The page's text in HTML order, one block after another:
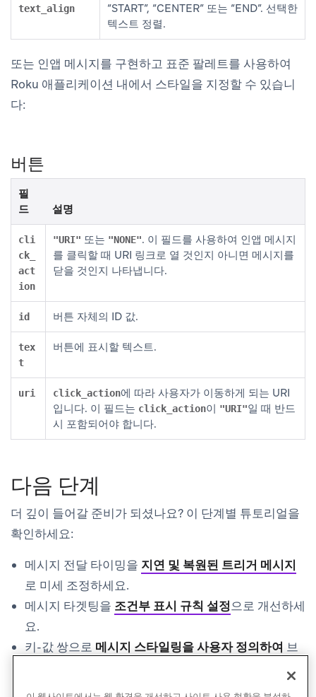
text_align
“START”, “CENTER” 또는 “END”. 선택한
텍스트 정렬.
또는 인앱 메시지를 구현하고 표준 팔레트를 사용하여
Roku 애플리케이션 내에서 스타일을 지정할 수 있습니
다:
버튼
필
드
설명
cli
ck_
act
ion
"URI" 또는 "NONE". 이 필드를 사용하여 인앱 메시지
를 클릭할 때 URI 링크로 열 것인지 아니면 메시지를
닫을 것인지 나타냅니다.
id 버튼 자체의 ID 값.
tex
t
버튼에 표시할 텍스트.
uri click_action에 따라 사용자가 이동하게 되는 URI
입니다. 이 필드는 click_action이 "URI"일 때 반드
시 포함되어야 합니다.
다음 단계
더 깊이 들어갈 준비가 되셨나요? 이 단계별 튜토리얼을
확인하세요:
메시지 전달 타이밍을 지연 및 복원된 트리거 메시지
로 미세 조정하세요.
메시지 타겟팅을 조건부 표시 규칙 설정으로 개선하세
요.
키-값 쌍으로 메시지 스타일링을 사용자 정의하여 브